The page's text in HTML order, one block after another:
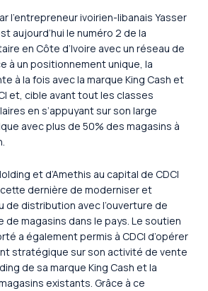
l’entrepreneur ivoirien-libanais Yasser
aujourd’hui le numéro 2 de la
en Côte d’Ivoire avec un réseau de
à un positionnement unique, la
à la fois avec la marque King Cash et
et, cible avant tout les classes
en s’appuyant sur son large
avec plus de 50% des magasins à
et d’Amethis au capital de CDCI
dernière de moderniser et
de distribution avec l’ouverture de
de magasins dans le pays. Le soutien
a également permis à CDCI d’opérer
stratégique sur son activité de vente
de sa marque King Cash et la
existants. Grâce à ce